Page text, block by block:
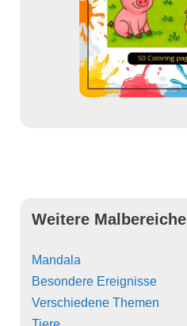
Weitere Malbereiche
Mandala
Besondere Ereignisse
Verschiedene Themen